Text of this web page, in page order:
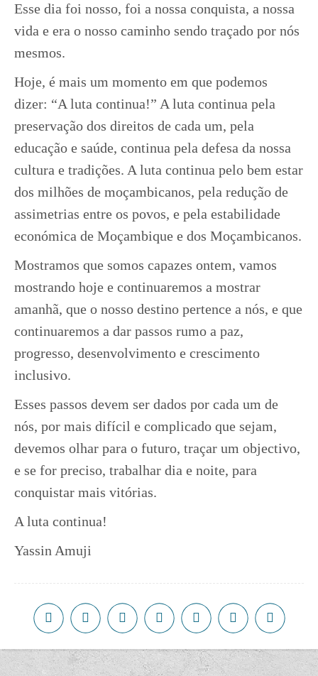
Esse dia foi nosso, foi a nossa conquista, a nossa
vida e era o nosso caminho sendo traçado por nós
mesmos.
Hoje, é mais um momento em que podemos
dizer: “A luta continua!” A luta continua pela
preservação dos direitos de cada um, pela
educação e saúde, continua pela defesa da nossa
cultura e tradições. A luta continua pelo bem estar
dos milhões de moçambicanos, pela redução de
assimetrias entre os povos, e pela estabilidade
económica de Moçambique e dos Moçambicanos.
Mostramos que somos capazes ontem, vamos
mostrando hoje e continuaremos a mostrar
amanhã, que o nosso destino pertence a nós, e que
continuaremos a dar passos rumo a paz,
progresso, desenvolvimento e crescimento
inclusivo.
Esses passos devem ser dados por cada um de
nós, por mais difícil e complicado que sejam,
devemos olhar para o futuro, traçar um objectivo,
e se for preciso, trabalhar dia e noite, para
conquistar mais vitórias.
A luta continua!
Yassin Amuji